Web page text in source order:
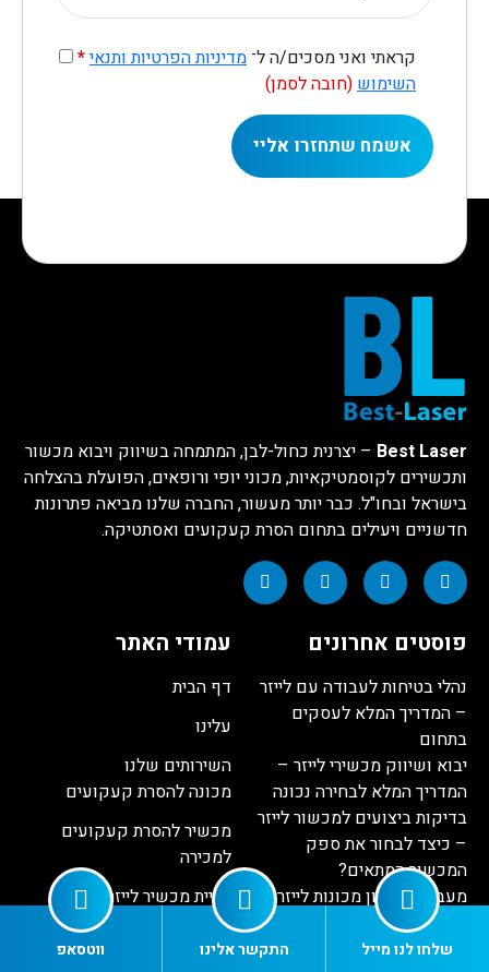
שלחו לנו מייל התקשר אלינו ווטסאפ
* קראתי ואני מסכים/ה ל־ מדיניות הפרטיות ותנאי
השימוש(חובה לסמן)
Best Laser – יצרנית כחול-לבן, המתמחה בשיווק ויבוא מכשור
ותכשירים לקוסמטיקאיות, מכוני יופי ורופאים, הפועלת בהצלחה
בישראל ובחו"ל. כבר יותר מעשור, החברה שלנו מביאה פתרונות
חדשניים ויעילים בתחום הסרת קעקועים ואסתטיקה.
פוסטים אחרונים
נהלי בטיחות לעבודה עם לייזר
– המדריך המלא לעסקים
בתחום
יבוא ושיווק מכשירי לייזר –
המדריך המלא לבחירה נכונה
בדיקות ביצועים למכשור לייזר
– כיצד לבחור את ספק
המכשור המתאים?
מעבדה לתיקון מכונות לייזר –
השגת פתרונות מתקדמים עם
Best Laser
עמודי האתר
דף הבית
עלינו
השירותים שלנו
מכונה להסרת קעקועים
מכשיר להסרת קעקועים
למכירה
קניית מכשיר לייזר להסרת
שיער
שירות תיקונים למכשור